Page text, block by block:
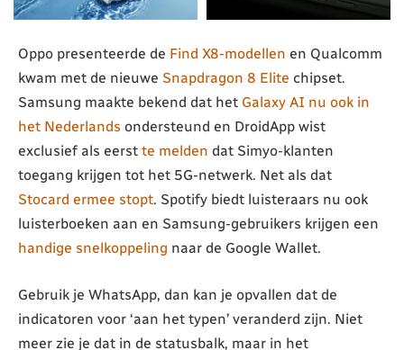
Oppo presenteerde de Find X8-modellen en Qualcomm
kwam met de nieuwe Snapdragon 8 Elite chipset.
Samsung maakte bekend dat het Galaxy AI nu ook in
het Nederlands ondersteund en DroidApp wist
exclusief als eerst te melden dat Simyo-klanten
toegang krijgen tot het 5G-netwerk. Net als dat
Stocard ermee stopt. Spotify biedt luisteraars nu ook
luisterboeken aan en Samsung-gebruikers krijgen een
handige snelkoppeling naar de Google Wallet.
Gebruik je WhatsApp, dan kan je opvallen dat de
indicatoren voor ‘aan het typen’ veranderd zijn. Niet
meer zie je dat in de statusbalk, maar in het